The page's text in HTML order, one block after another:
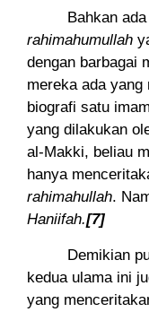
Bahkan
rahimahumullah
dengan barbagai
mereka ada
biografi satu
yang dilakukan
al-Makki, beliau
hanya
rahimahullah.
Haniifah.[7]
Demikian
kedua ulama ini
yang